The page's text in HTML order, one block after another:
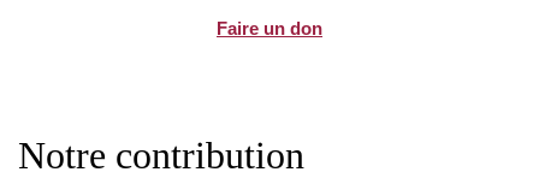
Faire un don
Notre contribution